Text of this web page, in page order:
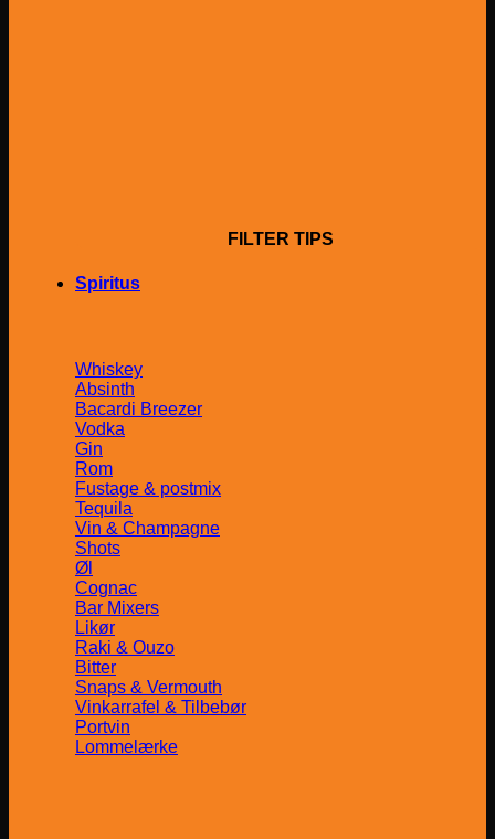
FILTER TIPS
Spiritus
Whiskey
Absinth
Bacardi Breezer
Vodka
Gin
Rom
Fustage & postmix
Tequila
Vin & Champagne
Shots
Øl
Cognac
Bar Mixers
Likør
Raki & Ouzo
Bitter
Snaps & Vermouth
Vinkarrafel & Tilbebør
Portvin
Lommelærke